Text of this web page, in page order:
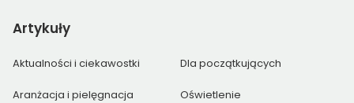
Artykuły
Aktualności i ciekawostki Dla początkujących
Aranżacja i pielęgnacja Oświetlenie